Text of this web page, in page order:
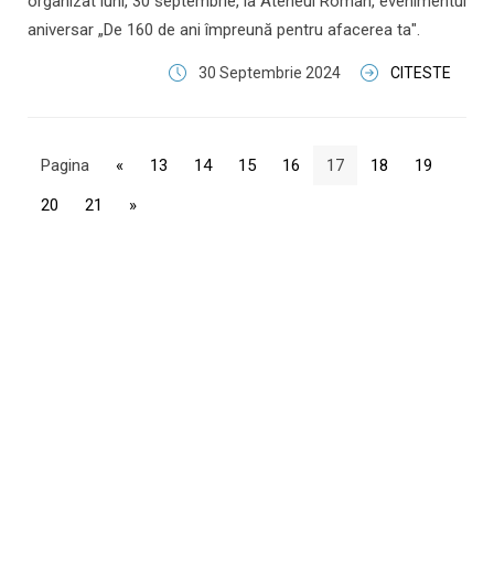
aniversar „De 160 de ani împreună pentru afacerea ta".
30 Septembrie 2024 CITESTE
Pagina « 13 14 15 16 17 18
19
20
21 »